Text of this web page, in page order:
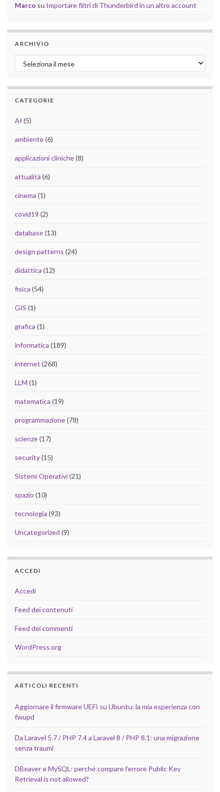
Marco su Importare filtri di Thunderbird in un altro account
ARCHIVIO
Archivio
CATEGORIE
AI (5)
ambiente(6)
applicazioni cliniche(8)
attualità (6)
cinema (1)
covid19 (2)
database(13)
design patterns (24)
didattica (12)
fisica (54)
GIS (1)
grafica (1)
informatica (189)
internet (268)
LLM (1)
matematica (19)
programmazione(78)
scienze(17)
security(15)
Sistemi Operativi(21)
spazio (10)
tecnologia (93)
Uncategorized (9)
ACCEDI
Accedi
Feed dei contenuti
Feed dei commenti
WordPress.org
ARTICOLI RECENTI
Aggiornare il firmware UEFI su Ubuntu: la mia esperienza con
fwupd
Da Laravel 5.7 / PHP 7.4 a Laravel 8 / PHP 8.1: una migrazione
senza traumi
DBeaver e MySQL: perché compare l’errore Public Key
Retrieval is not allowed?